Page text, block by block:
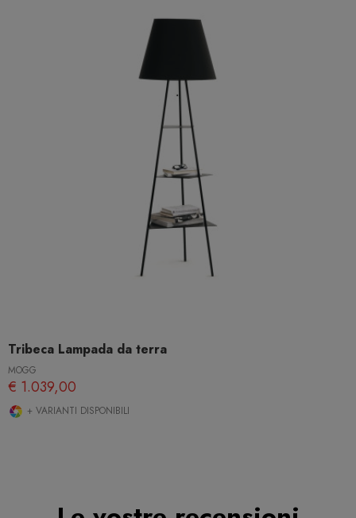
Tribeca Lampada da terra
MOGG
€ 1.039,00
+ VARIANTI DISPONIBILI